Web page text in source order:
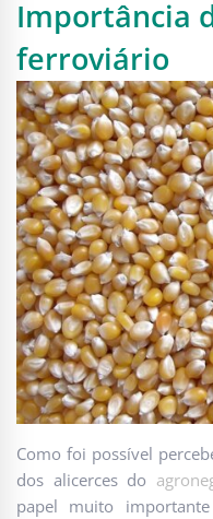
Importância
ferroviário
Como foi possível
dos alicerces do
papel muito